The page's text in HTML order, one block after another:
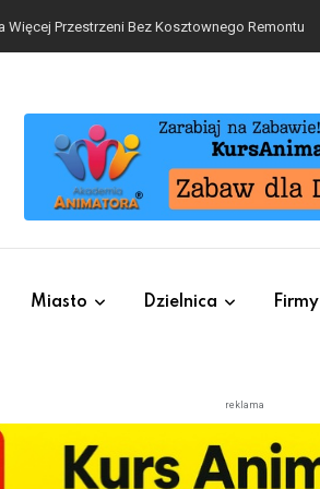
Przestrzeni Bez Kosztownego Remontu
Miasto Dzielnica Firmy
reklama